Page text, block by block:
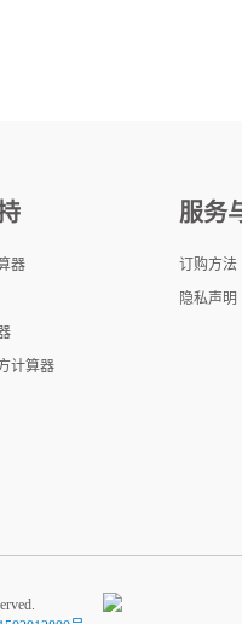
器
计算器
服务
订购方法
隐私声明